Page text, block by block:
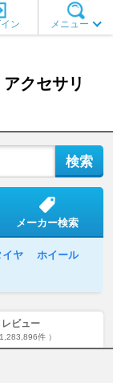
メニュー
ン
アクセサリ
メーカー検索
イヤ
ホイール
レビュー
件 ）